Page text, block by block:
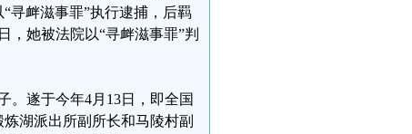
寻衅滋事罪”执行逮捕，后羁
，她被法院以“寻衅滋事罪”判
。遂于今年4月13日，即全国
湖派出所副所长和马陵村副